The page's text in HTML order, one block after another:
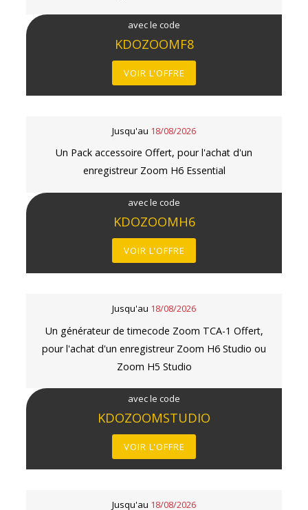
avec le code
KDOZOOMF8
VOIR L'OFFRE
Jusqu'au 18/08/2026
Un Pack accessoire Offert, pour l'achat d'un
enregistreur Zoom H6 Essential
avec le code
KDOZOOMH6
VOIR L'OFFRE
Jusqu'au 18/08/2026
Un générateur de timecode Zoom TCA-1 Offert,
pour l'achat d'un enregistreur Zoom H6 Studio ou
Zoom H5 Studio
avec le code
KDOZOOMSTUDIO
VOIR L'OFFRE
Jusqu'au 18/08/2026